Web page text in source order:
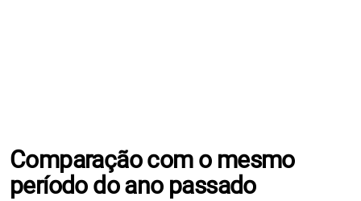
Comparação com o mesmo
período do ano passado